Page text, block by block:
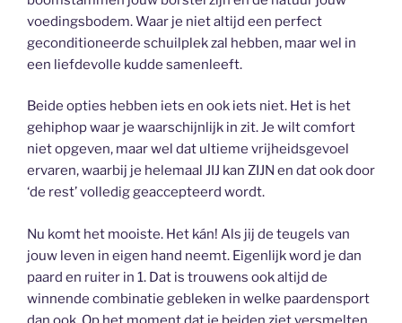
voedingsbodem. Waar je niet altijd een perfect
geconditioneerde schuilplek zal hebben, maar wel in
een liefdevolle kudde samenleeft.
Beide opties hebben iets en ook iets niet. Het is het
gehiphop waar je waarschijnlijk in zit. Je wilt comfort
niet opgeven, maar wel dat ultieme vrijheidsgevoel
ervaren, waarbij je helemaal JIJ kan ZIJN en dat ook door
‘de rest’ volledig geaccepteerd wordt.
Nu komt het mooiste. Het kán! Als jij de teugels van
jouw leven in eigen hand neemt. Eigenlijk word je dan
paard en ruiter in 1. Dat is trouwens ook altijd de
winnende combinatie gebleken in welke paardensport